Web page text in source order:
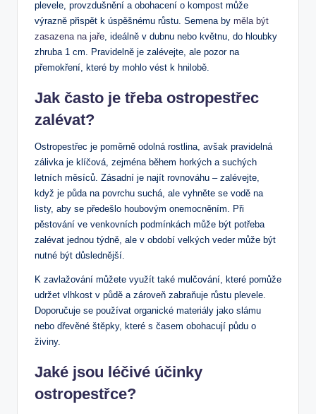
plevele, provzdušnění a obohacení o kompost může
výrazně přispět k úspěšnému růstu. Semena by měla být
zasazena na jaře , ideálně v dubnu nebo květnu, do hloubky
zhruba 1 cm. Pravidelně je zalévejte, ale pozor na
přemokření, které by mohlo vést k hnilobě.
Jak často je třeba ostropestřec
zalévat?
Ostropestřec je poměrně odolná rostlina, avšak pravidelná
zálivka je klíčová, zejména během horkých a suchých
letních měsíců. Zásadní je najít rovnováhu – zalévejte,
když je půda na povrchu suchá, ale vyhněte se vodě na
listy, aby se předešlo houbovým onemocněním. Při
pěstování ve venkovních podmínkách může být potřeba
zalévat jednou týdně, ale v období velkých veder může být
nutné být důslednější.
K zavlažování můžete využít také mulčování, které pomůže
udržet vlhkost v půdě a zároveň zabraňuje růstu plevele.
Doporučuje se používat organické materiály jako slámu
nebo dřevěné štěpky, které s časem obohacují půdu o
živiny.
Jaké jsou léčivé účinky
ostropestřce?